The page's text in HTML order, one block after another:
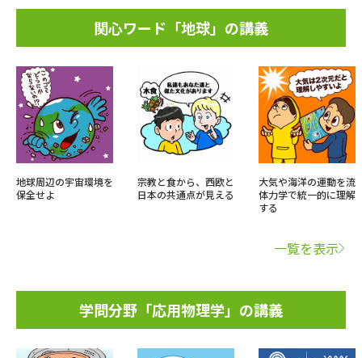
関心ワード「地球」の講義
地球周辺の宇宙環境を
保全せよ
宗教と食から、西欧と
日本の共通点が見える
大気や海洋の運動を流
体力学で統一的に理解
する
一覧を表示
学問分野「応用物理学」の講義